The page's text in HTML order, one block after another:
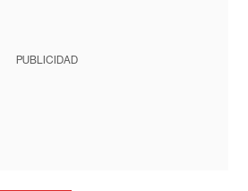
PUBLICIDAD